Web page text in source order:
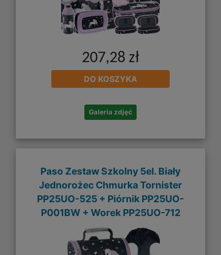
207,28 zł
DO KOSZYKA
Galeria zdjęć
Paso Zestaw Szkolny 5el. Biały
Jednorożec Chmurka Tornister
PP25UO-525 + Piórnik PP25UO-
P001BW + Worek PP25UO-712